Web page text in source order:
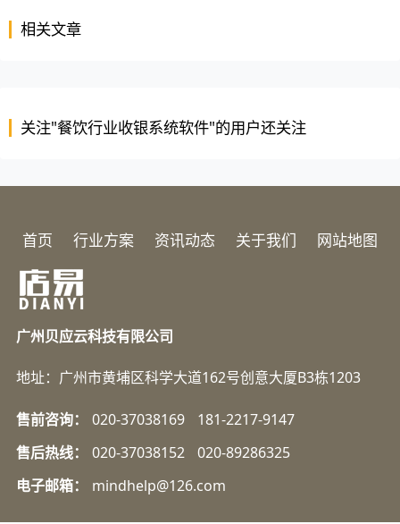
相关文章
关注"餐饮行业收银系统软件"的用户还关注
首页 行业方案 资讯动态 关于我们 网站地图
广州贝应云科技有限公司
地址：广州市黄埔区科学大道162号创意大厦B3栋1203
售前咨询： 020-37038169
181-2217-9147
售后热线：
020-37038152
020-89286325
电子邮箱：
mindhelp@126.com